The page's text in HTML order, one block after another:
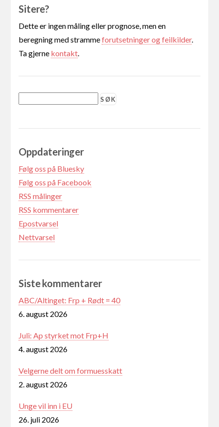
Sitere?
Dette er ingen måling eller prognose, men en
beregning med strammeforutsetninger og feilkilder.
Ta gjerne kontakt
Oppdateringer
Følg oss på Bluesky
Følg oss på Facebook
RSS målinger
RSS kommentarer
Epostvarsel
Nettvarsel
Siste kommentarer
ABC/Altinget: Frp + Rødt = 40
6. august 2026
Juli: Ap styrket mot Frp+H
4. august 2026
Velgerne delt om formuesskatt
2. august 2026
Unge vil inn i EU
26. juli 2026